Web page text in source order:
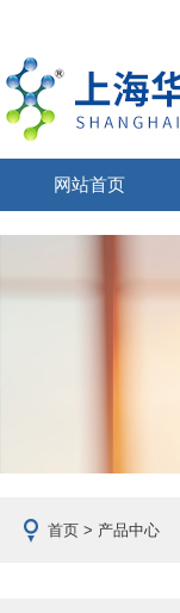
网站首页
首页 > 产品中心